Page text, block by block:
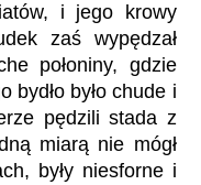
i jego krowy
zaś wypędzał
połoniny, gdzie
bydło było chude i
pędzili stada z
miarą nie mógł
były niesforne i